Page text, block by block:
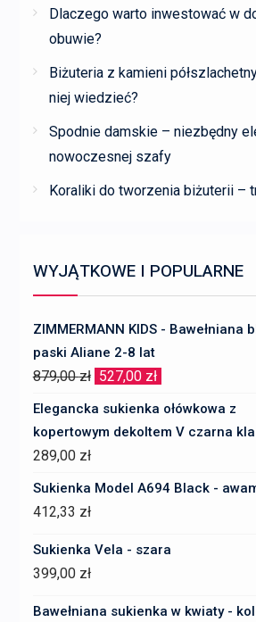
Dlaczego warto inwestować w
obuwie?
Biżuteria z kamieni
niej wiedzieć?
Spodnie damskie – niezbędny
nowoczesnej szafy
Koraliki do tworzenia biżuterii –
WYJĄTKOWE I POPULARNE
ZIMMERMANN KIDS - Bawełniana
paski Aliane 2-8 lat
879,00zł Pierwotna
cena
wynosiła:
527,00 zł
cena
wynosi:
Elegancka sukienka ołówkowa z
kopertowym dekoltem V czarna
289,00 zł
Sukienka Model A694 Black -
412,33 zł
Sukienka Vela - szara
399,00 zł
Bawełniana sukienka w kwiaty -